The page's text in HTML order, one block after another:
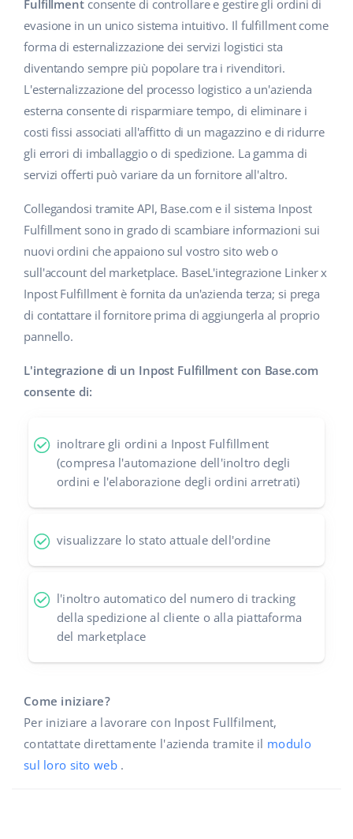
Gestione Spedizioni
Workflow Automation
Base Connect
AI per l'e-commerce
Prodotti per bambini
Elettronica
Automotive
Food&Grocery
Moda
Centro Assistenza
Academy
Blog
Servizi
Audit dell'account
Altro
Calcolatore dei vantaggi
Collaborazione e partner
Contatto
english (GB)
english (IN)
čeština
deutsch
español (AR)
español (MX)
Italiano
polski
română
中文
Fulfillmentconsente di controllare e gestire gli ordini di
evasione in un unico sistema intuitivo. Il fulfillment come
forma di esternalizzazione dei servizi logistici sta
diventando sempre più popolare tra i rivenditori.
L'esternalizzazione del processo logistico a un'azienda
esterna consente di risparmiare tempo, di eliminare i
costi fissi associati all'affitto di un magazzino e di ridurre
gli errori di imballaggio o di spedizione. La gamma di
servizi offerti può variare da un fornitore all'altro.
Collegandosi tramite API, Base.com e il sistema Inpost
Fulfillment sono in grado di scambiare informazioni sui
nuovi ordini che appaiono sul vostro sito web o
sull'account del marketplace. BaseL'integrazione Linker x
Inpost Fulfillment è fornita da un'azienda terza; si prega
di contattare il fornitore prima di aggiungerla al proprio
pannello.
L'integrazione di un Inpost Fulfillment con Base.com
consente di:
inoltrare gli ordini a Inpost Fulfillment
(compresa l'automazione dell'inoltro degli
ordini e l'elaborazione degli ordini arretrati)
visualizzare lo stato attuale dell'ordine
l'inoltro automatico del numero di tracking
della spedizione al cliente o alla piattaforma
del marketplace
Come iniziare?
Per iniziare a lavorare con Inpost Fullfilment,
contattate direttamente l'azienda tramite il modulo
sul loro sito web.